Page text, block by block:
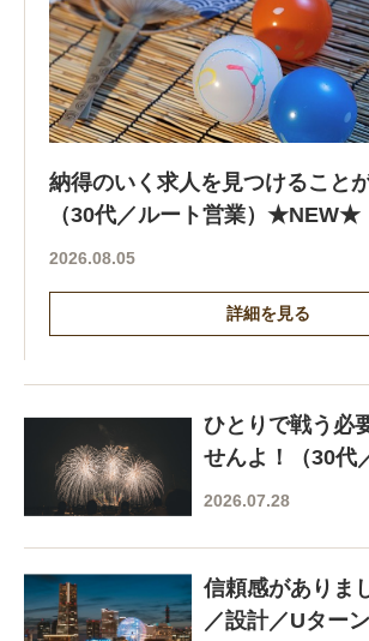
納得のいく求人を見つけること
（30代／ルート営業）★NEW★
2026.08.05
詳細を見る
ひとりで戦う必
せんよ！（30代
2026.07.28
信頼感がありま
／設計／Uターン